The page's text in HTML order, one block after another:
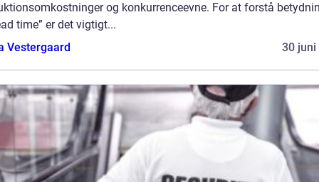
og konkurrenceevne. For at forstå
time” er det vigtigt...
Vestergaard
30 juni